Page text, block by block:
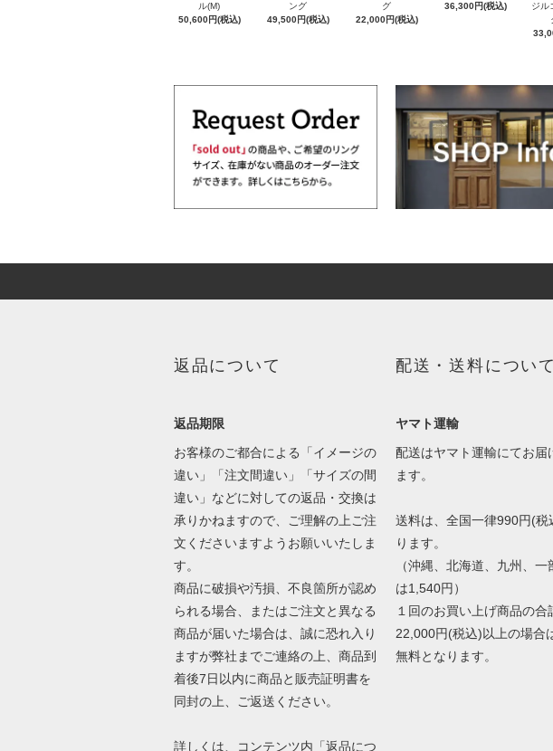
ル(M)
50,600円(税込)
ング
49,500円(税込)
グ
22,000円(税込)
36,300円(税込)
ジル
返品について
返品期限
お客様のご都合による「イメージの
違い」「注文間違い」「サイズの間
違い」などに対しての返品・交換は
承りかねますので、ご理解の上ご注
文くださいますようお願いいたしま
す。
商品に破損や汚損、不良箇所が認め
られる場合、またはご注文と異なる
商品が届いた場合は、誠に恐れ入り
ますが弊社までご連絡の上、商品到
着後7日以内に商品と販売証明書を
同封の上、ご返送ください。
詳しくは、コンテンツ内「返品につ
配送・送料について
ヤマト運輸
配送はヤマト運輸にてお届
ます。
送料は、全国一律990円(税
ります。
（沖縄、北海道、九州、一
は1,540円）
１回のお買い上げ商品の合
22,000円(税込)以上の場合
無料となります。